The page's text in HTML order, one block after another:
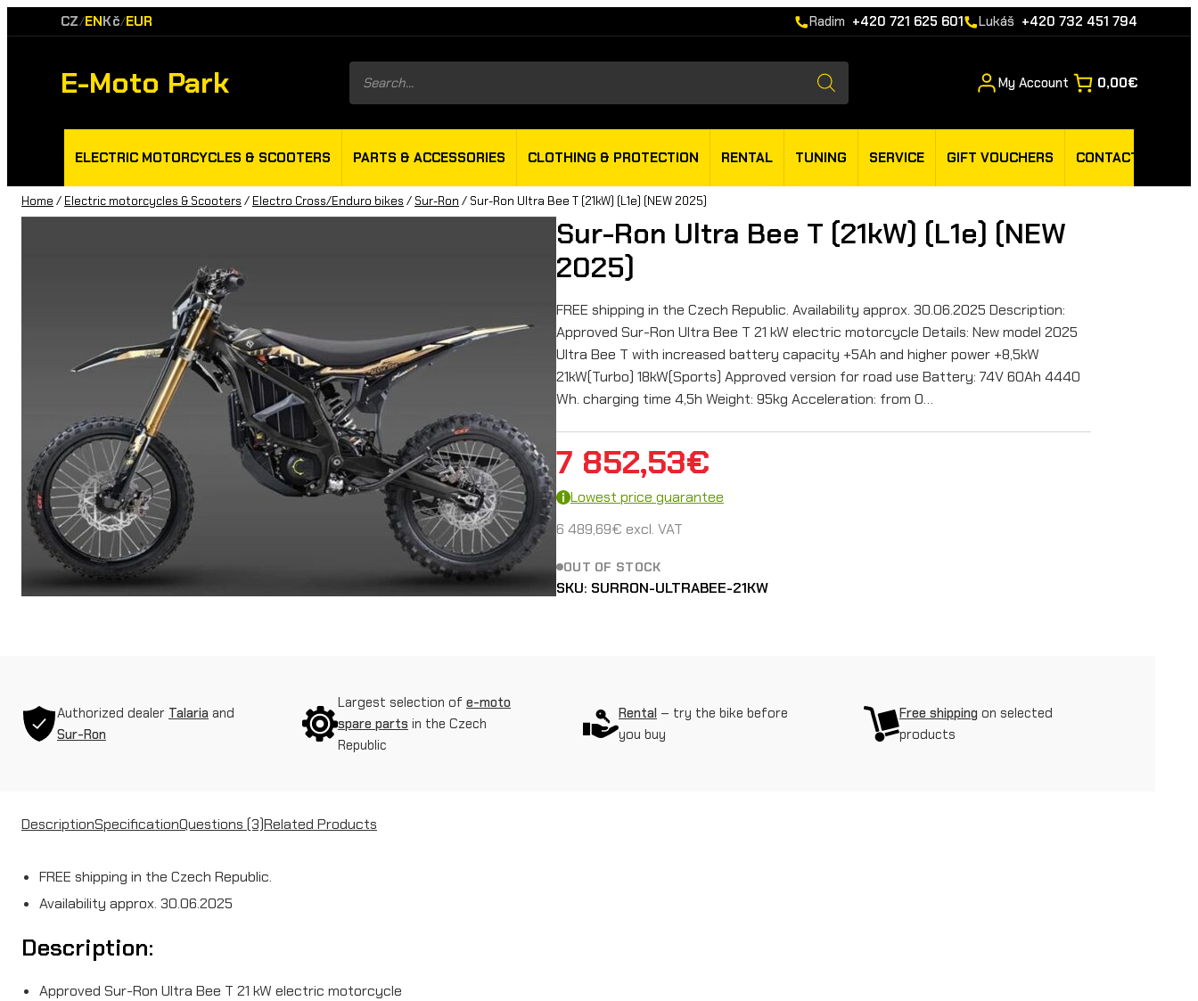
CZ/ENKč/EUR Radim +420 721 625 601 Lukáš +420 732 451 794
E-Moto Park
Products
search
My Account 0,00€
ELECTRIC MOTORCYCLES & SCOOTERS PARTS & ACCESSORIES CLOTHING & PROTECTION RENTAL TUNING SERVICE GIFT VOUCHERS CONTACT
Home / Electric motorcycles & Scooters / Electro Cross/Enduro bikes / Sur-Ron / Sur-Ron Ultra Bee T (21kW) (L1e) (NEW 2025)
Sur-Ron Ultra Bee T (21kW) (L1e) (NEW
2025)
FREE shipping in the Czech Republic. Availability approx. 30.06.2025 Description:
Approved Sur-Ron Ultra Bee T 21 kW electric motorcycle Details: New model 2025
Ultra Bee T with increased battery capacity +5Ah and higher power +8,5kW
21kW(Turbo) 18kW(Sports) Approved version for road use Battery: 74V 60Ah 4440
Wh. charging time 4,5h Weight: 95kg Acceleration: from 0…
7 852,53€
Lowest price guarantee
6 489,69€ excl. VAT
OUT OF STOCK
SKU: SURRON-ULTRABEE-21KW
Authorized dealer Talaria and
Sur-Ron
Largest selection of e-moto
spare parts in the Czech
Republic
Rental – try the bike before
you buy
Free shipping on selected
products
DescriptionSpecificationQuestions (3)Related Products
FREE shipping in the Czech Republic.
Availability approx. 30.06.2025
Description:
Approved Sur-Ron Ultra Bee T 21 kW electric motorcycle